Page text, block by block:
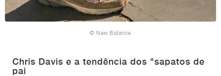
© New Balance
Chris Davis e a tendência dos "sapatos de
pai